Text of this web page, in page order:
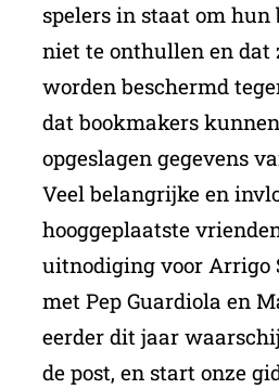
spelers in staat om hun
niet te onthullen en dat
worden beschermd
dat bookmakers
opgeslagen gegevens
Veel belangrijke en
hooggeplaatste
uitnodiging voor Arrigo
met Pep Guardiola en
eerder dit jaar
de post, en start onze